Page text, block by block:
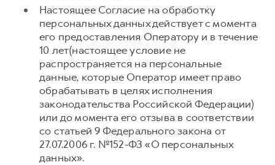
Настоящее Согласие на обработку
персональных данных действует с момента
его предоставления Оператору и в течение
10 лет(настоящее условие не
распространяется на персональные
данные, которые Оператор имеет право
обрабатывать в целях исполнения
законодательства Российской Федерации)
или до момента его отзыва в соответствии
со статьей 9 Федерального закона от
27.07.2006 г. №152-ФЗ «О персональных
данных».